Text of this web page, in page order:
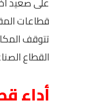
القطاع
أداء